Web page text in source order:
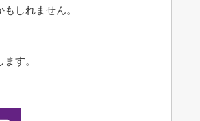
しれません。
す。